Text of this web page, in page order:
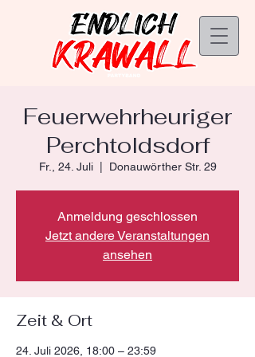
Feuerwehrheuriger
Perchtoldsdorf
Fr., 24. Juli
  |
Donauwörther Str. 29
Anmeldung geschlossen
Jetzt andere Veranstaltungen
ansehen
Zeit & Ort
24. Juli 2026, 18:00 – 23:59